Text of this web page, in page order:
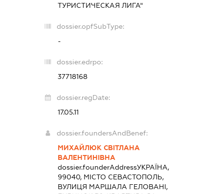
ТУРИСТИЧЕСКАЯ ЛИГА"
dossier.opfSubType:
-
dossier.edrpo:
37718168
dossier.regDate:
17.05.11
dossier.foundersAndBenef:
МИХАЙЛЮК СВІТЛАНА
ВАЛЕНТИНІВНА
dossier.founderAddressУКРАЇНА,
99040, МІСТО СЕВАСТОПОЛЬ,
ВУЛИЦЯ МАРШАЛА ГЕЛОВАНІ,